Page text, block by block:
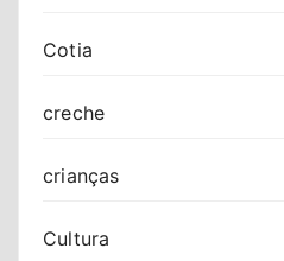
Cotia
creche
crianças
Cultura